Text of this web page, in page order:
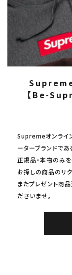
【Be-
Supremeオンライ
ーターブランドで
正規品・本物のみ
お探しの商品のリ
またプレゼント商
ださいませ。